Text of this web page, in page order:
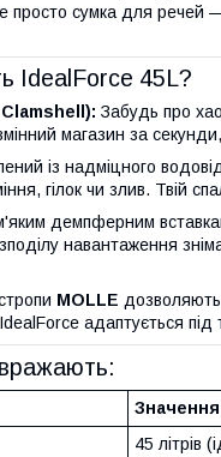
просто сумка для речей
IdealForce 45L?
Забудь про
магазин за секунди,
із надміцного
гілок чи злив. Твій
демпферним
навантаження
MOLLE дозволяють
адаптується під
вражають:
Значення
45 літрів